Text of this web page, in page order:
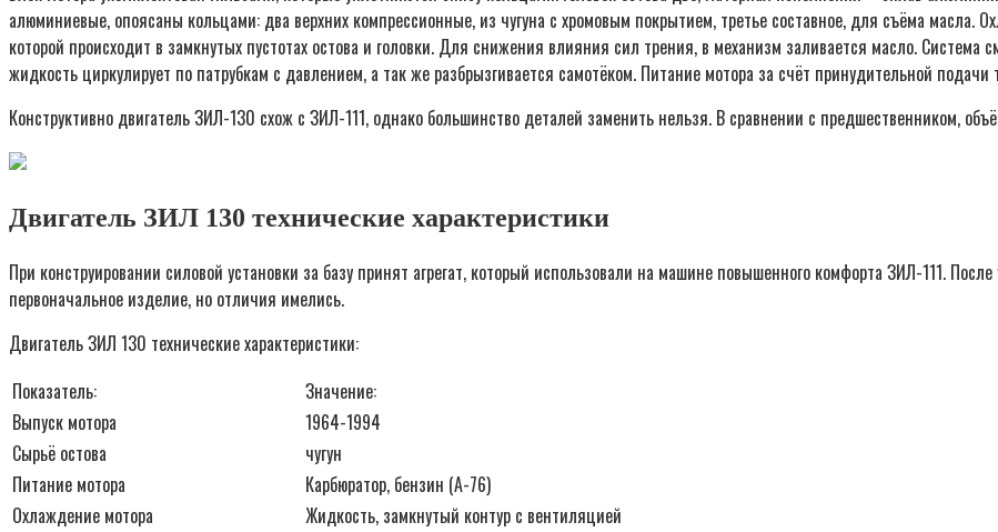
алюминиевые, опоясаны кольцами: два верхних компрессионные, из чугуна с хромовым покрытием, третье составное, для съёма масла.
которой происходит в замкнутых пустотах остова и головки. Для снижения влияния сил трения, в механизм заливается масло.
жидкость циркулирует по патрубкам с давлением, а так же разбрызгивается самотёком. Питание мотора за счёт принудительной подачи
Конструктивно двигатель ЗИЛ-130 схож с ЗИЛ-111, однако большинство деталей заменить нельзя. В сравнении с предшественником,
Двигатель ЗИЛ 130 технические характеристики
При конструировании силовой установки за базу принят агрегат, который использовали на машине повышенного комфорта ЗИЛ-111.
первоначальное изделие, но отличия имелись.
Двигатель ЗИЛ 130 технические характеристики:
Показатель:
Значение:
Выпуск мотора
1964-1994
Сырьё остова
чугун
Питание мотора
Карбюратор, бензин (А-76)
Охлаждение мотора
Жидкость, замкнутый контур с вентиляцией